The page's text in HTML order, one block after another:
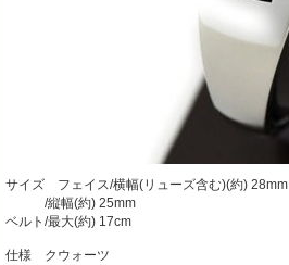
サイズ フェイス/横幅(リューズ含む)(約) 28mm
/縦幅(約) 25mm
ベルト/最大(約) 17cm
仕様 クウォーツ